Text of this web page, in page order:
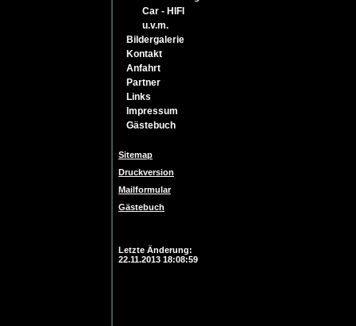
Car - HIFI
u.v.m.
Bildergalerie
Kontakt
Anfahrt
Partner
Links
Impressum
Gästebuch
Sitemap
Druckversion
Mailformular
Gästebuch
Letzte Änderung:
22.11.2013 18:08:59